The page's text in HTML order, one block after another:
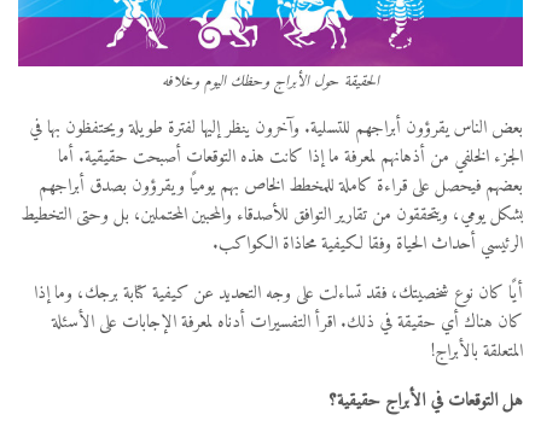
الحقيقة حول الأبراج وحظك اليوم وخلافه
بعض الناس يقرؤون أبراجهم للتسلية. وآخرون ينظر إليها لفترة طويلة ويحتفظون بها في
الجزء الخلفي من أذهانهم لمعرفة ما إذا كانت هذه التوقعات أصبحت حقيقية. أما
بعضهم فيحصل على قراءة كاملة للمخطط الخاص بهم يوميًا ويقرؤون بصدق أبراجهم
بشكل يومي، ويتحققون من تقارير التوافق للأصدقاء والمحبين المحتملين، بل وحتى التخطيط
الرئيسي أحداث الحياة وفقا لكيفية محاذاة الكواكب.
أيًا كان نوع شخصيتك، فقد تساءلت على وجه التحديد عن كيفية كتابة برجك، وما إذا
كان هناك أي حقيقة في ذلك. اقرأ التفسيرات أدناه لمعرفة الإجابات على الأسئلة
المتعلقة بالأبراج!
هل التوقعات في الأبراج حقيقية؟